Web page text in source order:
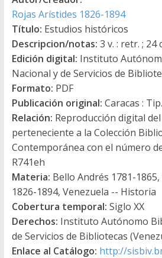
Rojas Arístides 1826-1894
Título: Estudios históricos
Descripcion/notas: 3 v. : retr. ; 24
Edición digital: Instituto
Nacional y de Servicios de
Formato: PDF
Publicación original: Caracas :
Relación: Reproducción digital
perteneciente a la Colección
Contemporánea con el número
R741eh
Materia: Bello Andrés 1781-
1826-1894, Venezuela -- Historia
Cobertura temporal: Siglo XX
Derechos: Instituto Autónomo
de Servicios de Bibliotecas
Enlace al Catálogo: http://